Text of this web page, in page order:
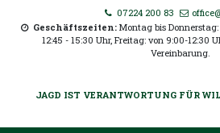
07224 200 83
Geschäftszeiten: Montag bis
12:45 - 15:30 Uhr, Freitag: von 9:00-12:30
Vereinbarung.
JAGD IST VERANTWORTUNG FÜR